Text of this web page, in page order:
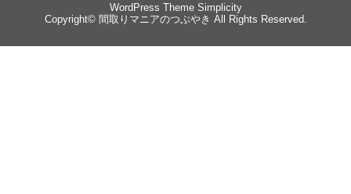
WordPress Theme Simplicity
Copyright© 間取りマニアのつぶやき All Rights Reserved.